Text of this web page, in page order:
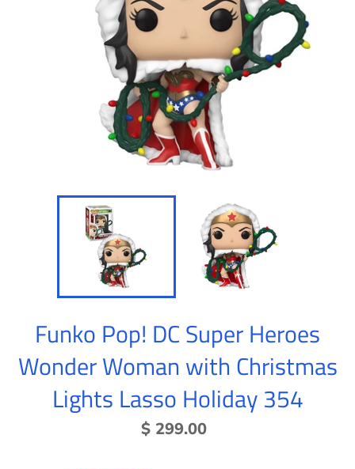
Funko Pop! DC Super Heroes
Wonder Woman with Christmas
Lights Lasso Holiday 354
Precio
habitual
$ 299.00